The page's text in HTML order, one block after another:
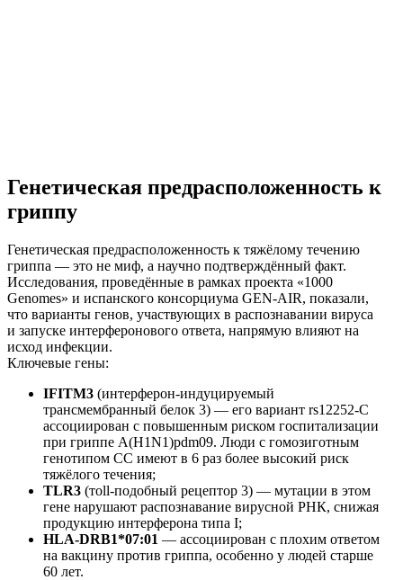
Генетическая предрасположенность к
гриппу
Генетическая предрасположенность к тяжёлому течению
гриппа — это не миф, а научно подтверждённый факт.
Исследования, проведённые в рамках проекта «1000
Genomes» и испанского консорциума GEN-AIR, показали,
что варианты генов, участвующих в распознавании вируса
и запуске интерферонового ответа, напрямую влияют на
исход инфекции.
Ключевые гены:
IFITM3 (интерферон-индуцируемый
трансмембранный белок 3) — его вариант rs12252-C
ассоциирован с повышенным риском госпитализации
при гриппе A(H1N1)pdm09. Люди с гомозиготным
генотипом CC имеют в 6 раз более высокий риск
тяжёлого течения;
TLR3 (тoll-подобный рецептор 3) — мутации в этом
гене нарушают распознавание вирусной РНК, снижая
продукцию интерферона типа I;
HLA-DRB1*07:01 — ассоциирован с плохим ответом
на вакцину против гриппа, особенно у людей старше
60 лет.